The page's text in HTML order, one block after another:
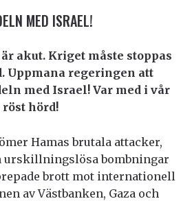
MED ISRAEL!
akut. Kriget måste stoppas
Uppmana regeringen att
med Israel!Var med i vår
hörd!
Hamas brutala attacker,
urskillningslösa bombningar
brott mot internationell
av Västbanken, Gaza och